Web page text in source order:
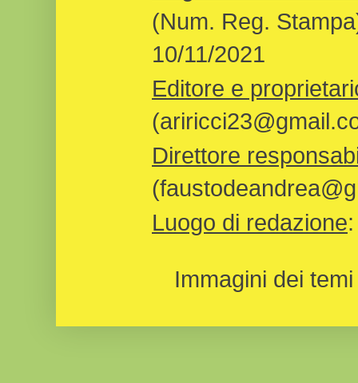
(Num. Reg.
10/11/2021
Editore e
Direttore
Luogo di redazione
Immagini dei